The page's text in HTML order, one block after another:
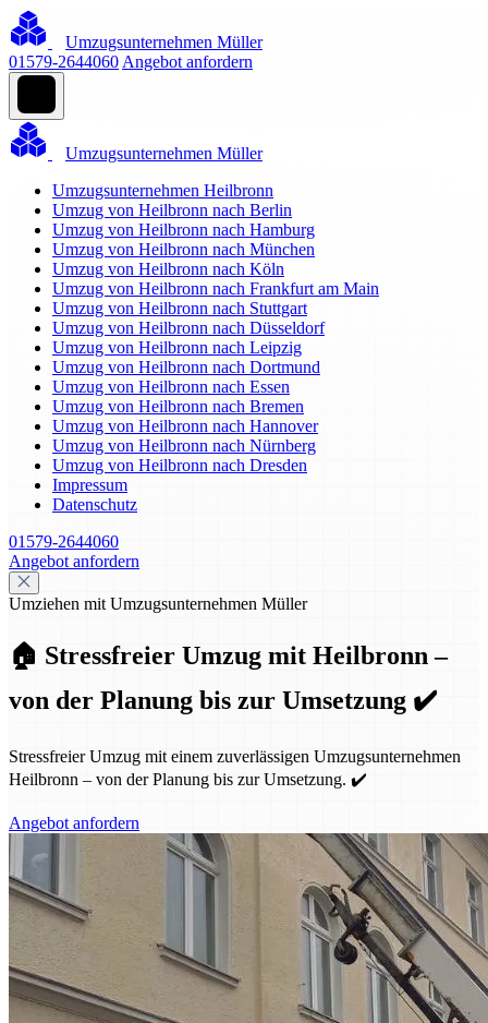
Umzugsunternehmen Müller
01579-2644060 Angebot anfordern
Umzugsunternehmen Müller
Umzugsunternehmen Heilbronn
Umzug von Heilbronn nach Berlin
Umzug von Heilbronn nach Hamburg
Umzug von Heilbronn nach München
Umzug von Heilbronn nach Köln
Umzug von Heilbronn nach Frankfurt am Main
Umzug von Heilbronn nach Stuttgart
Umzug von Heilbronn nach Düsseldorf
Umzug von Heilbronn nach Leipzig
Umzug von Heilbronn nach Dortmund
Umzug von Heilbronn nach Essen
Umzug von Heilbronn nach Bremen
Umzug von Heilbronn nach Hannover
Umzug von Heilbronn nach Nürnberg
Umzug von Heilbronn nach Dresden
Impressum
Datenschutz
01579-2644060
Angebot anfordern
Umziehen mit Umzugsunternehmen Müller
🏠 Stressfreier Umzug mit Heilbronn –
von der Planung bis zur Umsetzung ✔️
Stressfreier Umzug mit einem zuverlässigen Umzugsunternehmen
Heilbronn – von der Planung bis zur Umsetzung. ✔️
Angebot anfordern